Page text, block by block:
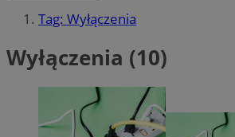
Tag: Wyłączenia
Wyłączenia (10)